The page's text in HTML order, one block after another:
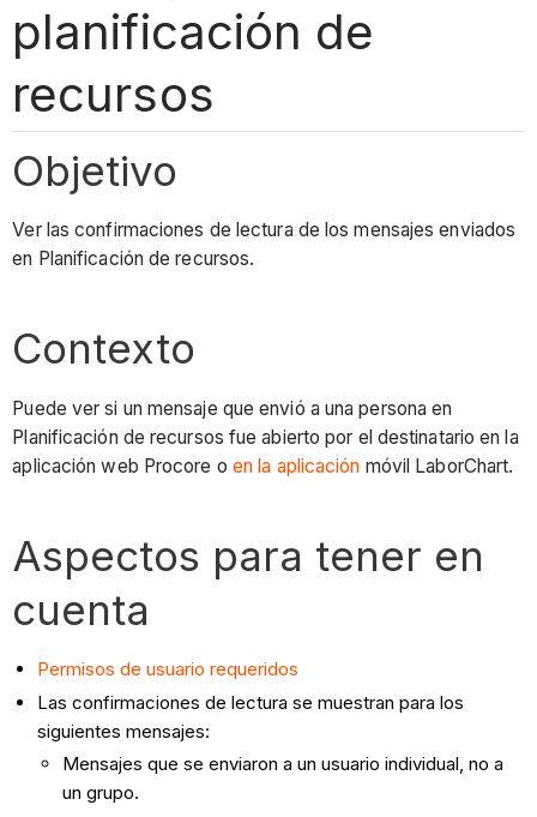
planificación de
recursos
Objetivo
Ver las confirmaciones de lectura de los mensajes enviados
en Planificación de recursos.
Contexto
Puede ver si un mensaje que envió a una persona en
Planificación de recursos fue abierto por el destinatario en la
aplicación web Procore o en la aplicación móvil LaborChart.
Aspectos para tener en
cuenta
Permisos de usuario requeridos
Las confirmaciones de lectura se muestran para los
siguientes mensajes:
Mensajes que se enviaron a un usuario individual, no a
un grupo.